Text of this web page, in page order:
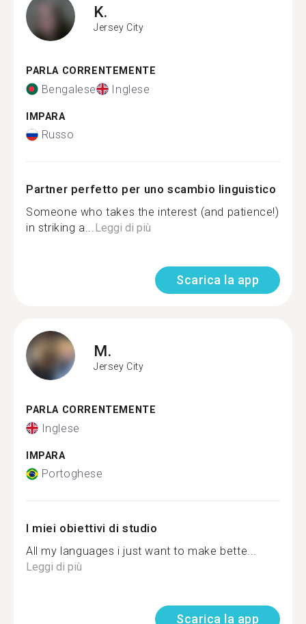
K.
Jersey City
PARLA CORRENTEMENTE
Bengalese Inglese
IMPARA
Russo
Partner perfetto per uno scambio linguistico
Someone who takes the interest (and patience!)
in striking a...Leggi di più
Scarica la app
M.
Jersey City
PARLA CORRENTEMENTE
Inglese
IMPARA
Portoghese
I miei obiettivi di studio
All my languages i just want to make bette...
Leggi di più
Scarica la app